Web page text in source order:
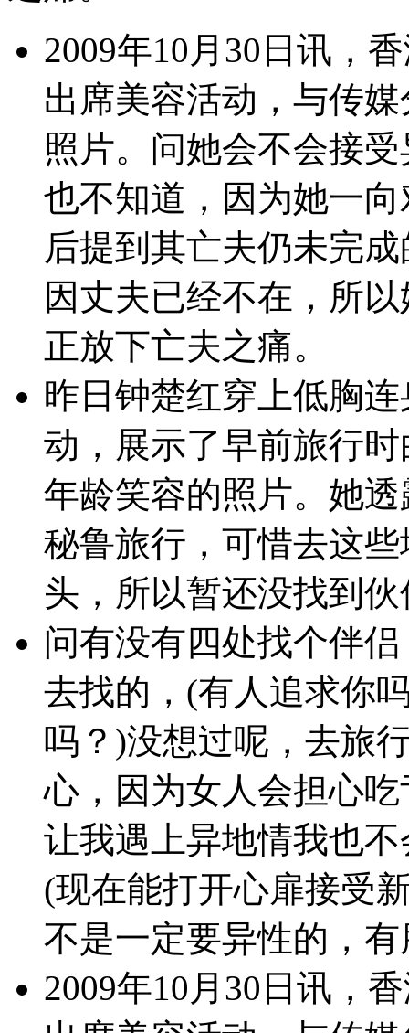
2009年10月30日讯，
出席美容活动，与传
照片。问她会不会接
也不知道，因为她一
后提到其亡夫仍未完
因丈夫已经不在，所
正放下亡夫之痛。
昨日钟楚红穿上低胸
动，展示了早前旅行
年龄笑容的照片。她
秘鲁旅行，可惜去这
头，所以暂还没找到
问有没有四处找个伴
去找的，(有人追求你
吗？)没想过呢，去旅
心，因为女人会担心
让我遇上异地情我也
(现在能打开心扉接受
不是一定要异性的，
2009年10月30日讯，